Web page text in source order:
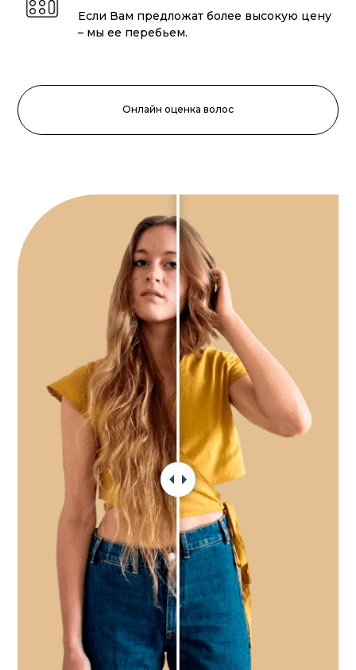
Если Вам предложат более высокую цену
– мы ее перебьем.
Онлайн оценка волос